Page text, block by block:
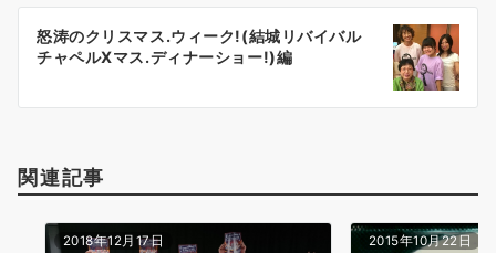
ン
怒涛のクリスマス.ウィーク!(結城リバイバル
チャペルXマス.ディナーショー!)編
関連記事
2018年12月17日 2015年10月22日